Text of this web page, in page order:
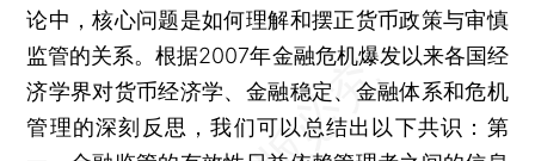
论中，核心问题是如何理解和摆正货币政策与审慎
监管的关系。根据2007年金融危机爆发以来各国经
济学界对货币经济学、金融稳定、金融体系和危机
管理的深刻反思，我们可以总结出以下共识：第